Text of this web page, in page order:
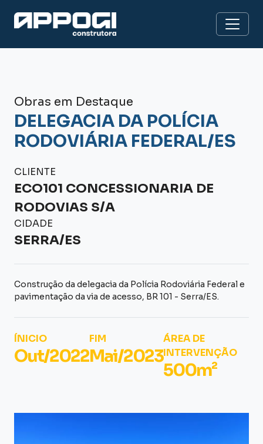
Obras em Destaque
DELEGACIA DA POLÍCIA
RODOVIÁRIA FEDERAL/ES
CLIENTE
ECO101 CONCESSIONARIA DE
RODOVIAS S/A
CIDADE
SERRA/ES
Construção da delegacia da Polícia Rodoviária Federal e
pavimentação da via de acesso, BR 101 - Serra/ES.
ÍNICIO
Out/2022
FIM
Mai/2023
ÁREA DE
INTERVENÇÃO
500m²